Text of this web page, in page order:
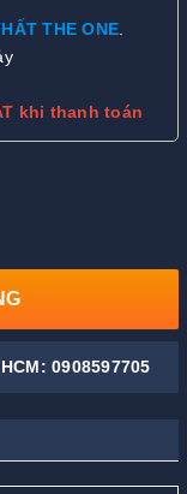
THE ONE.
khi thanh toán
0908597705